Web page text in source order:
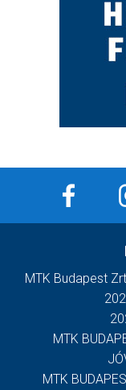
MTK Budapest
MTK
MTK